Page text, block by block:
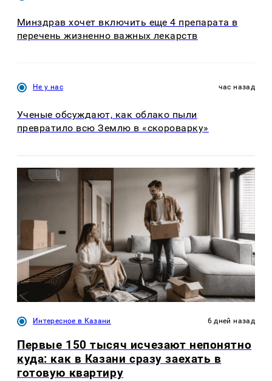
Минздрав хочет включить еще 4 препарата в
перечень жизненно важных лекарств
Не у нас час назад
Ученые обсуждают, как облако пыли
превратило всю Землю в «скороварку»
Интересное в Казани 6 дней назад
Первые 150 тысяч исчезают непонятно
куда: как в Казани сразу заехать в
готовую квартиру